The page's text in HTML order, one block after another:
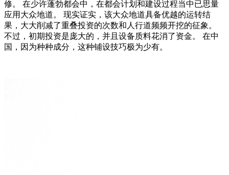
修。 在少许蓬勃都会中，在都会计划和建设过程当中已思量
应用大众地道。 现实证实，该大众地道具备优越的运转结
果，大大削减了重叠投资的次数和人行道频频开挖的征象。
不过，初期投资是庞大的，并且设备质料花消了资金。 在中
国，因为种种成分，这种铺设技巧极为少有。